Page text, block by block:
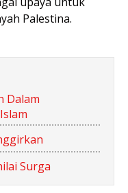
Palestina.
Dalam
Surga